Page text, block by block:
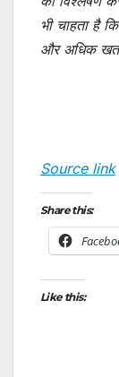
भी चाहता है
और अधिक
Source link
Share this:
Like this: